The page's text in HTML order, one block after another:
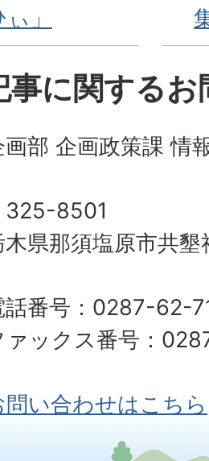
」
事に関する
画部 企画政策課 情
325-8501
木県那須塩原市共
話番号：0287-62-
ァックス番号：
問い合わせはこちら